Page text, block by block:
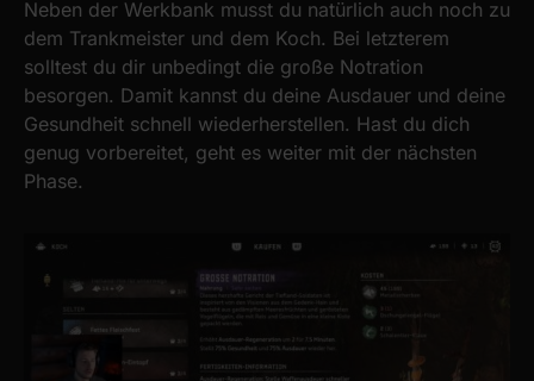
Neben der Werkbank musst du natürlich auch noch zu
dem Trankmeister und dem Koch. Bei letzterem
solltest du dir unbedingt die große Notration
besorgen. Damit kannst du deine Ausdauer und deine
Gesundheit schnell wiederherstellen. Hast du dich
genug vorbereitet, geht es weiter mit der nächsten
Phase.